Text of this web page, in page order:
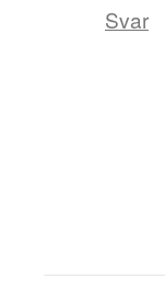
Svar